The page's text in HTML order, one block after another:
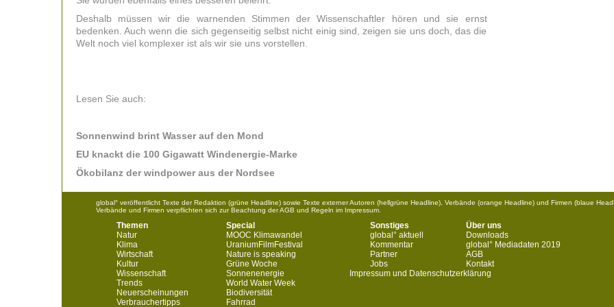
Deshalb müssen wir die warnenden Stimmen der Wissenschaftler hören und sie ernst
bedenken. Auch wenn die sich gegenseitig selbst nicht einig sind, zeigen sie uns doch, das die
Welt noch viel komplexer ist als wir sie uns vorstellen.
Lesen Sie auch:
Sonnenwind brint Wasser auf den Mond
EU knackt die 100 Gigawatt Windenergie-Marke
Ökobilanz der windpower aus der Nordsee
global° veröffentlicht Texte der Redaktion (grüne Headline) sowie Texte externer Autoren (hellgrüne Headline), Verbände (orange Headline) und Firmen (blaue
Verbände und Firmen verpflichten sich zur Beachtung der AGB und Regeln im Impressum.
Themen
Natur
Klima
Wirtschaft
Kultur
Wissenschaft
Trends
Neuerscheinungen
Verbrauchertipps
Special
MOOC Klimawandel
UraniumFilmFestival
Nature is speaking
Grüne Woche
Sonnenenergie
World Water Week
Biodiversität
Fahrrad
Sonstiges
global° aktuell
Kommentar
Partner
Jobs
Über uns
Downloads
global° Mediadaten 2019
AGB
Kontakt
Impressum und Datenschutzerklärung